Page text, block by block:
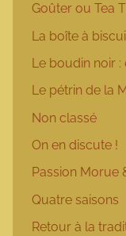
Goûter ou Tea
La boîte à
Le boudin noir
Le pétrin de la
Non classé
On en discute !
Passion Morue
Quatre saisons
Retour à la